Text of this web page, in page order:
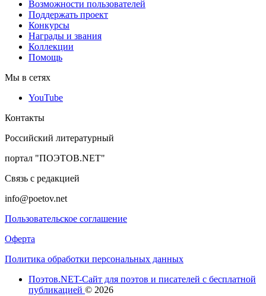
Возможности пользователей
Поддержать проект
Конкурсы
Награды и звания
Коллекции
Помощь
Мы в сетях
YouTube
Контакты
Российский литературный
портал "ПОЭТОВ.NET"
Связь с редакцией
info@poetov.net
Пользовательское соглашение
Оферта
Политика обработки персональных данных
Поэтов.NET-Сайт для поэтов и писателей с бесплатной
публикацией © 2026